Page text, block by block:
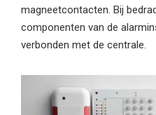
magneetcontacten. Bij
componenten van de
verbonden met de centrale.